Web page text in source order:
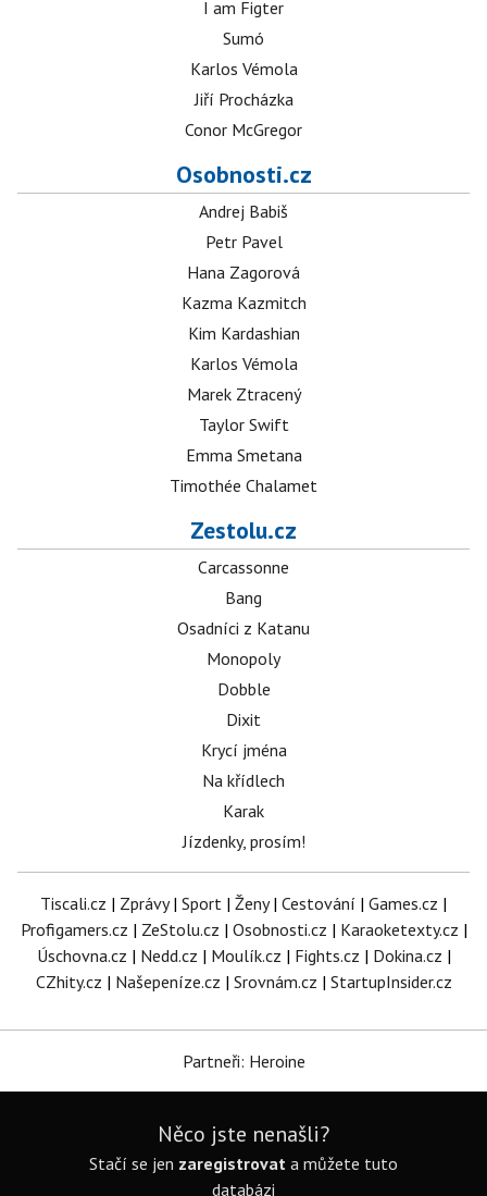
I am Figter
Sumó
Karlos Vémola
Jiří Procházka
Conor McGregor
Osobnosti.cz
Andrej Babiš
Petr Pavel
Hana Zagorová
Kazma Kazmitch
Kim Kardashian
Karlos Vémola
Marek Ztracený
Taylor Swift
Emma Smetana
Timothée Chalamet
Zestolu.cz
Carcassonne
Bang
Osadníci z Katanu
Monopoly
Dobble
Dixit
Krycí jména
Na křídlech
Karak
Jízdenky, prosím!
Tiscali.cz | Zprávy| Sport | Ženy| Cestování | Games.cz |
Profigamers.cz | ZeStolu.cz | Osobnosti.cz | Karaoketexty.cz |
Úschovna.cz | Nedd.cz | Moulík.cz | Fights.cz | Dokina.cz |
CZhity.cz | Našepeníze.cz | Srovnám.cz | StartupInsider.cz
Partneři: Heroine
Něco jste nenašli?
Stačí se jen zaregistrovat a můžete tuto
databázi